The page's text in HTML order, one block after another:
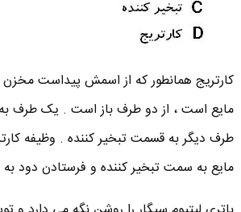
کارتریج همانطور که از اسمش پیداست مخزن
مایع است ، از دو طرف باز است . یک طرف
طرف دیگر به قسمت تبخیر کننده . وظیفه
مایع به سمت تبخیر کننده و فرستادن دود